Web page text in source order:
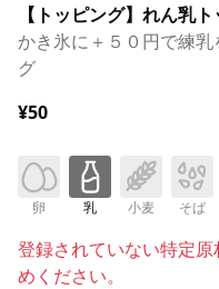
【トッピング】れん乳
かき氷に＋５０円で練乳
グ
¥50
卵 乳 小麦 そば
登録されていない特定
めください。